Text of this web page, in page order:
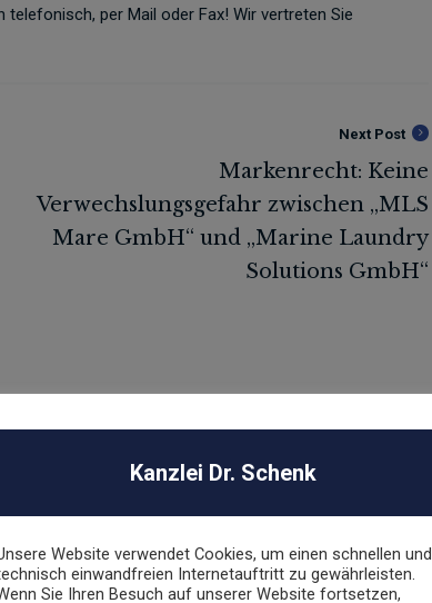
per Mail oder Fax! Wir vertreten Sie
Next Post
Kanzlei Dr. Schenk
Website verwendet Cookies, um einen schnellen und
einwandfreien Internetauftritt zu gewährleisten.
Sie Ihren Besuch auf unserer Website fortsetzen,